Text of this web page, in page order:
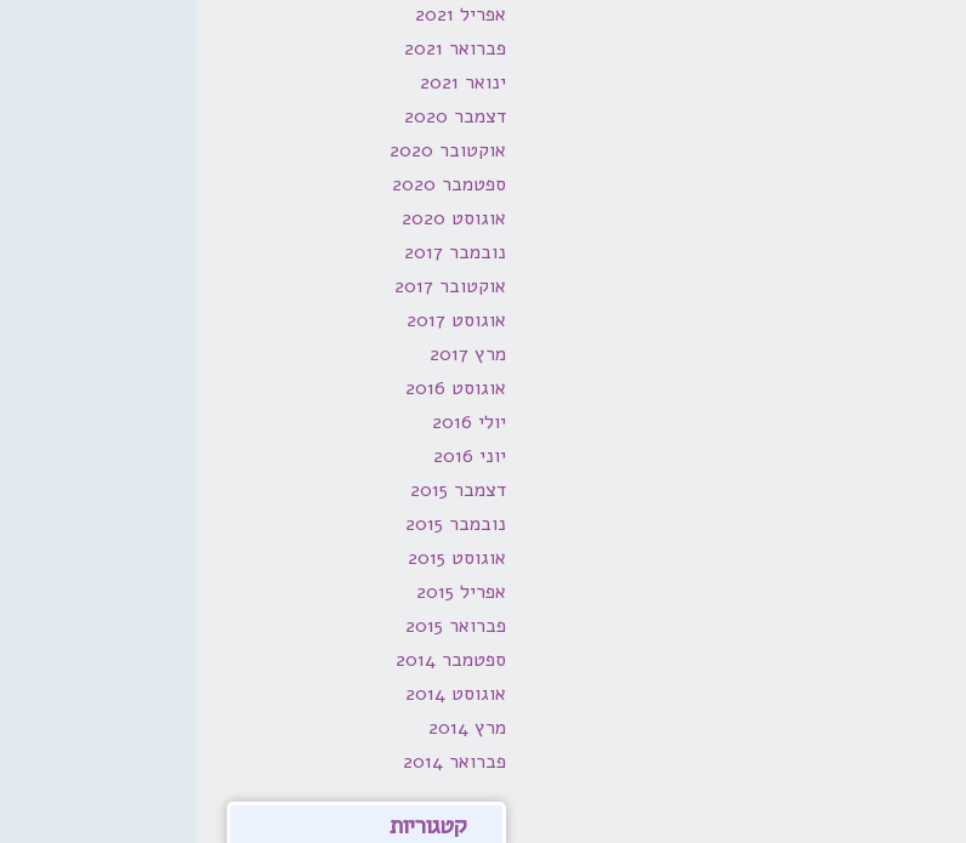
אפריל 2021
פברואר 2021
ינואר 2021
דצמבר 2020
אוקטובר 2020
ספטמבר 2020
אוגוסט 2020
נובמבר 2017
אוקטובר 2017
אוגוסט 2017
מרץ 2017
אוגוסט 2016
יולי 2016
יוני 2016
דצמבר 2015
נובמבר 2015
אוגוסט 2015
אפריל 2015
פברואר 2015
ספטמבר 2014
אוגוסט 2014
מרץ 2014
פברואר 2014
קטגוריות